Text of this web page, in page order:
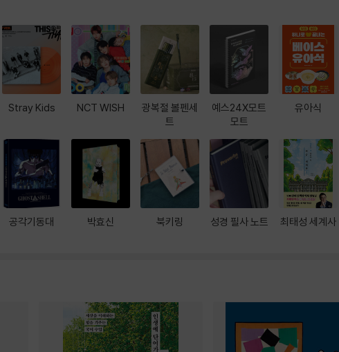
Stray Kids
공각기동대
NCT WISH
박효신
광복절 볼펜세
트
북키링
예스24X모트
모트
성경 필사 노트
유아식
최태성 세계사